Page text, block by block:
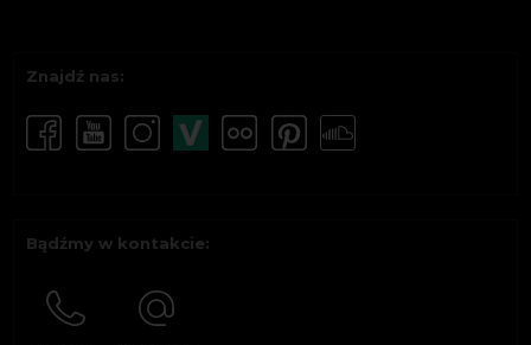
Znajdź nas:
Bądźmy w kontakcie: